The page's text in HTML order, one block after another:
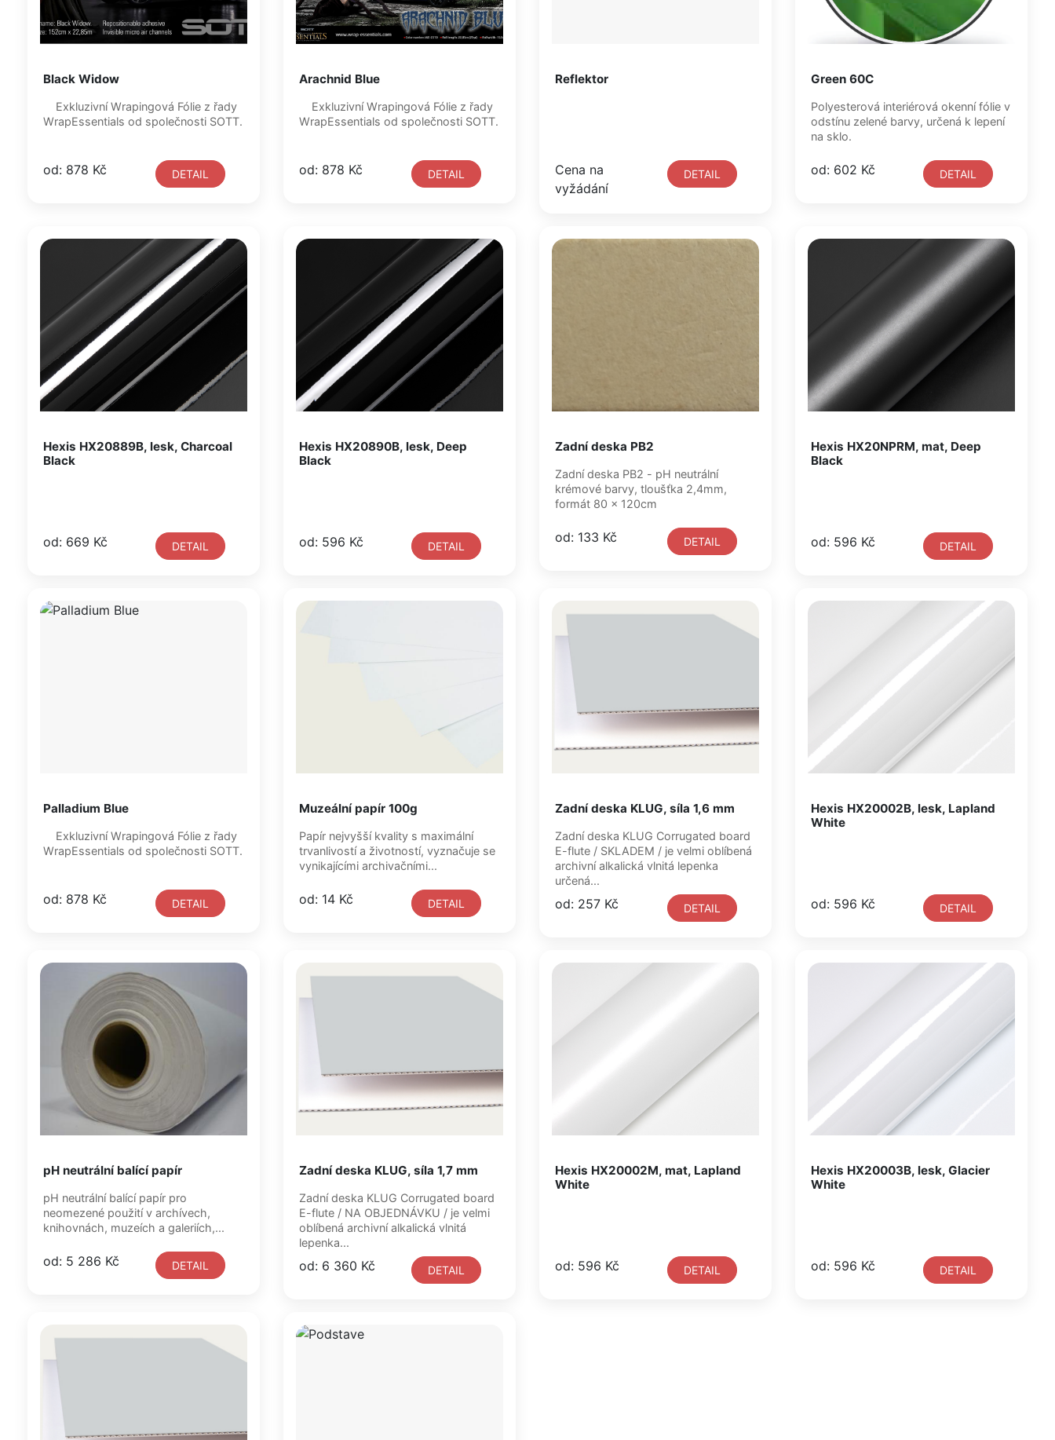
Black Widow
WrapEssentials od společnosti SOTT.
od: 878 Kč DETAIL
Arachnid Blue
WrapEssentials od společnosti SOTT.
od: 878 Kč DETAIL
Reflektor
Cena na
vyžádání
DETAIL
Green 60C
Polyesterová interiérová okenní fólie v
odstínu zelené barvy, určená k lepení
na sklo.
od: 602 Kč DETAIL
Hexis HX20889B, lesk, Charcoal
Black
od: 669 Kč DETAIL
Hexis HX20890B, lesk, Deep
Black
od: 596 Kč DETAIL
Zadní deska PB2
Zadní deska PB2 - pH neutrální
krémové barvy, tloušťka 2,4mm,
formát 80 x 120cm
od: 133 Kč DETAIL
Hexis HX20NPRM, mat, Deep
Black
od: 596 Kč DETAIL
Palladium Blue
WrapEssentials od společnosti SOTT.
od: 878 Kč DETAIL
Muzeální papír 100g
Papír nejvyšší kvality s maximální
trvanlivostí a životností, vyznačuje se
vynikajícími archivačními...
od: 14 Kč DETAIL
Zadní deska KLUG, síla 1,6 mm
Zadní deska KLUG Corrugated board
E-flute / SKLADEM / je velmi oblíbená
archivní alkalická vlnitá lepenka
určená...
od: 257 Kč DETAIL
Hexis HX20002B, lesk, Lapland
White
od: 596 Kč DETAIL
pH neutrální balící papír
pH neutrální balící papír pro
neomezené použití v archívech,
knihovnách, muzeích a galeriích,...
od: 5 286 Kč DETAIL
Zadní deska KLUG, síla 1,7 mm
Zadní deska KLUG Corrugated board
E-flute / NA OBJEDNÁVKU / je velmi
oblíbená archivní alkalická vlnitá
lepenka...
od: 6 360 Kč DETAIL
Hexis HX20002M, mat, Lapland
White
od: 596 Kč DETAIL
Hexis HX20003B, lesk, Glacier
White
od: 596 Kč DETAIL